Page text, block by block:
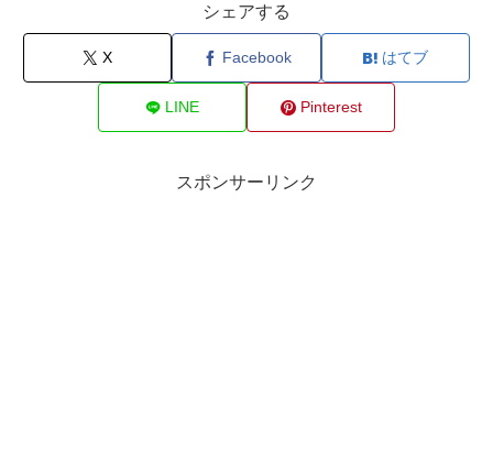
シェアする
X Facebook はてブ
LINE Pinterest
スポンサーリンク